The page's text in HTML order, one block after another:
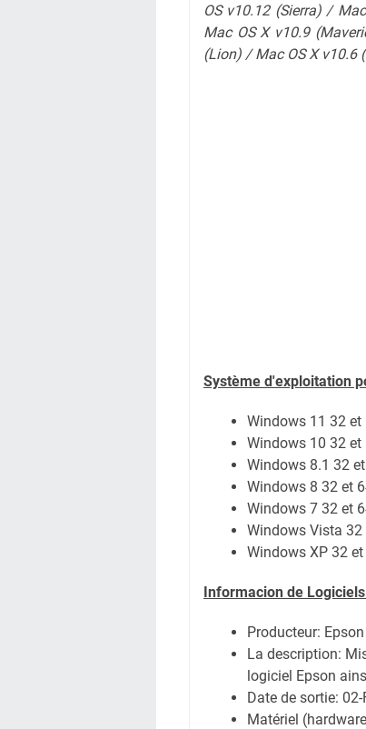
OS v10.12 (Sierra) /
Mac OS X v10.9
(Lion) / Mac OS X v10.6
Système d'exploitation
Windows 11 32 et
Windows 10 32 et
Windows 8.1 32
Windows 8 32 et
Windows 7 32 et
Windows Vista
Windows XP 32
Informacion de
Producteur: Epson
La description:
logiciel Epson
Date de sortie:
Matériel